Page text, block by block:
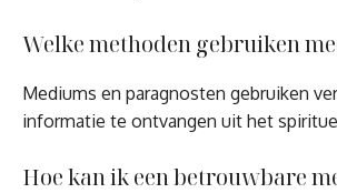
Welke methoden gebruiken
Mediums en paragnosten gebruiken
informatie te ontvangen uit het
Hoe kan ik een betrouwbare